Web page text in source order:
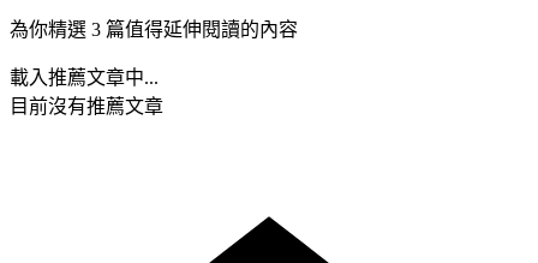
為你精選 3 篇值得延伸閱讀的內容
載入推薦文章中...
目前沒有推薦文章